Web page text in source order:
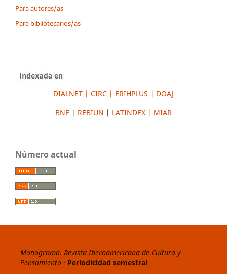
Para autores/as
Para bibliotecarios/as
DIALNET | CIRC | ERIHPLUS | DOAJ
BNE | REBIUN | LATINDEX | MIAR
Número actual
Monograma. Revista Iberoamericana de Cultura y
Pensamiento · Periodicidad semestral